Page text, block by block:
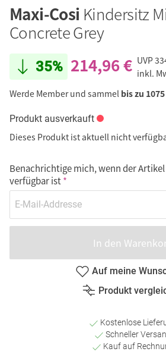
Maxi-Cosi Kindersitz
Concrete Grey
35% 214,96 € UVP
inkl.
Werde Member und sammel bis zu
Produkt ausverkauft
Dieses Produkt ist aktuell nicht
Benachrichtige mich, wenn der
verfügbar ist
In den
Auf meine
Produkt
Kostenlose
Schneller
Kauf auf